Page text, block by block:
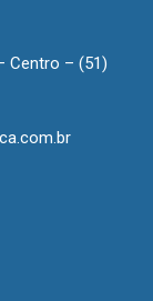
Centro – (51)